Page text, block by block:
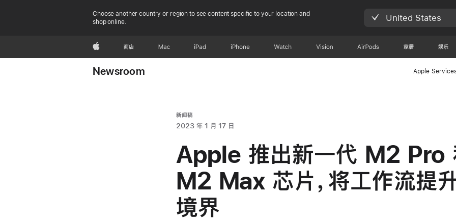
Choose another country or region to see content specific to your location and
shop online.
United States
Apple 商店 Mac iPad iPhone Watch Vision AirPods 家居 娱乐
Newsroom Apple
新闻稿
2023 年 1 月 17 日
Apple 推出新一代 M2 Pro
M2 Max 芯片，将工作流提
境界